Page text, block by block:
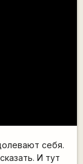
себя.
И тут